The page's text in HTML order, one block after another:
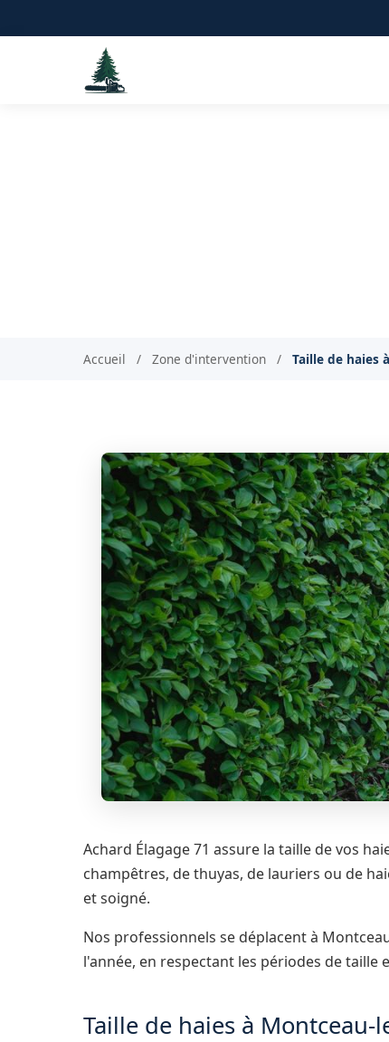
Accueil / Zone d'intervention / Taille de haies
Achard Élagage 71 assure la taille de vos
champêtres, de thuyas, de lauriers ou de
et soigné.
Nos professionnels se déplacent à
l'année, en respectant les périodes de
Taille de haies à Montceau-